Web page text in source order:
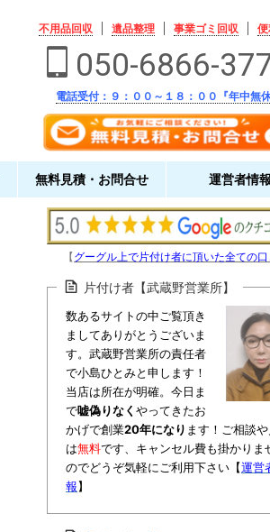
不用品回収 遺品整理 事業ゴミ回収
050-6866-
電話受付：９：００～１８：００『年中無休
無料見積・お問合せ 運営者情報
【グーグル上で片付け者に頂いた全ての口
片付け者【武蔵野営業所】
数あるサイトの中ご覧頂き
ましてありがとうございま
す。武蔵野営業所の責任者
で小島ひとみと申します！
当店は所在が明確。今日ま
で嘘偽りなく やってきたお
かげで創業20年になり ます！ご相談
は無料です、キャンセル費も掛かりま
のでどうぞ気軽にご利用下さい【運営
報】